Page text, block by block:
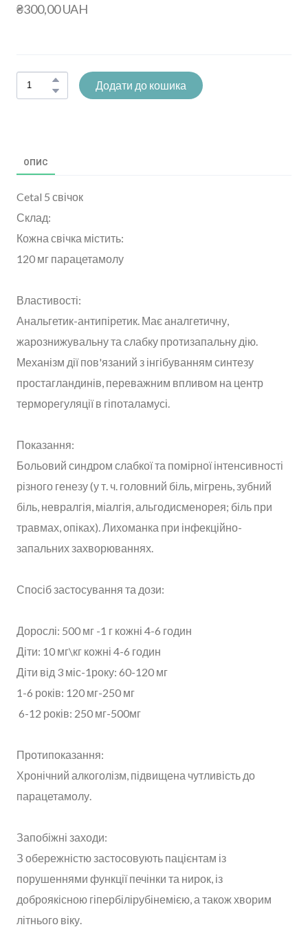
₴300,00 UAH
Додати до кошика
ОПИС
Cetal 5 свічок
Склад:
Кожна свічка містить:
120 мг парацетамолу
Властивості:
Анальгетик-антипіретик. Має аналгетичну,
жарознижувальну та слабку протизапальну дію.
Механізм дії пов'язаний з інгібуванням синтезу
простагландинів, переважним впливом на центр
терморегуляції в гіпоталамусі.
Показання:
Больовий синдром слабкої та помірної інтенсивності
різного генезу (у т. ч. головний біль, мігрень, зубний
біль, невралгія, міалгія, альгодисменорея; біль при
травмах, опіках). Лихоманка при інфекційно-
запальних захворюваннях.
Спосіб застосування та дози:
Дорослі: 500 мг -1 г кожні 4-6 годин
Діти: 10 мг\кг кожні 4-6 годин
Діти від 3 міс-1року: 60-120 мг
1-6 років: 120 мг-250 мг
6-12 років: 250 мг-500мг
Протипоказання:
Хронічний алкоголізм, підвищена чутливість до
парацетамолу.
Запобіжні заходи:
З обережністю застосовують пацієнтам із
порушеннями функції печінки та нирок, із
доброякісною гіпербілірубінемією, а також хворим
літнього віку.